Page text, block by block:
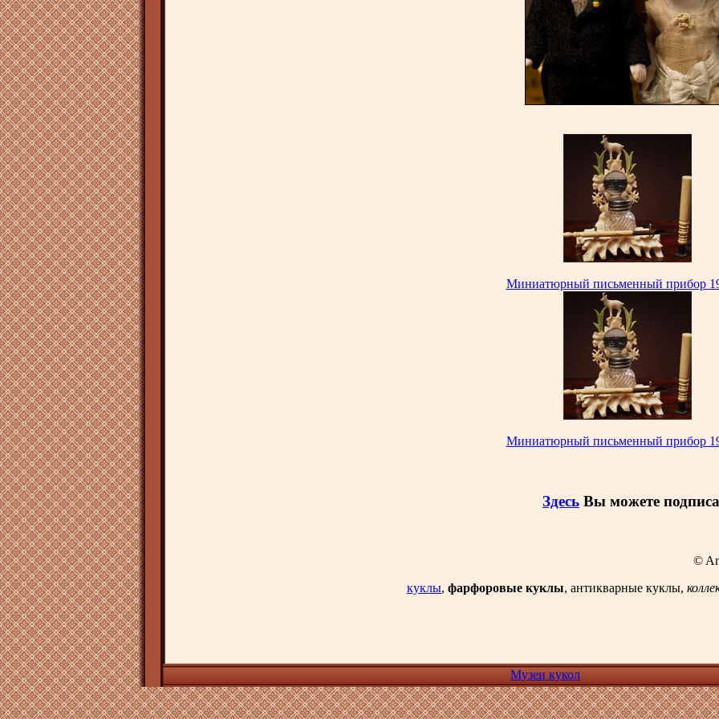
Миниатюрный письменный прибор
Миниатюрный письменный прибор
Здесь Вы можете
©
куклы, фарфоровые куклы, антикварные куклы,
Музеи кукол